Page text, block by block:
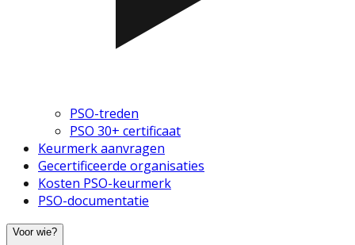
PSO-treden
PSO 30+ certificaat
Keurmerk aanvragen
Gecertificeerde organisaties
Kosten PSO-keurmerk
PSO-documentatie
Voor wie?